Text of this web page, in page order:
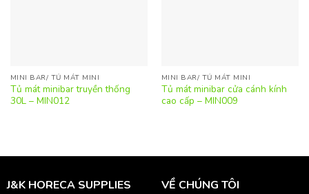
MINI BAR/ TỦ MÁT MINI
Tủ mát minibar truyền thống
30L – MIN012
MINI BAR/ TỦ MÁT MINI
Tủ mát minibar cửa cánh kính
cao cấp – MIN009
J&K HORECA SUPPLIES
VỀ CHÚNG TÔI